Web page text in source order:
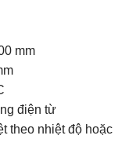
mm
từ
độ hoặc